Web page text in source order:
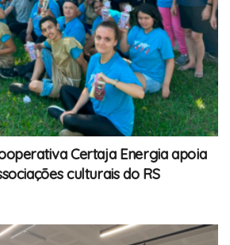
Certaja Energia apoia
culturais do RS